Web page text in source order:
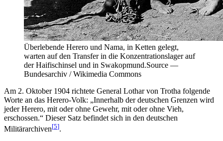
Überlebende Herero und Nama, in Ketten gelegt,
warten auf den Transfer in die Konzentrationslager auf
der Haifischinsel und in Swakopmund.Source —
Bundesarchiv / Wikimedia Commons
Am 2. Oktober 1904 richtete General Lothar von Trotha folgende
Worte an das Herero-Volk: „Innerhalb der deutschen Grenzen wird
jeder Herero, mit oder ohne Gewehr, mit oder ohne Vieh,
erschossen.“ Dieser Satz befindet sich in den deutschen
Militärarchiven[5].